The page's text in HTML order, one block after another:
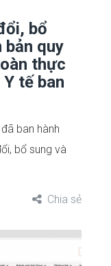
bổ
bản quy
thực
tế ban
ban hành
bổ sung và
Chia sẻ